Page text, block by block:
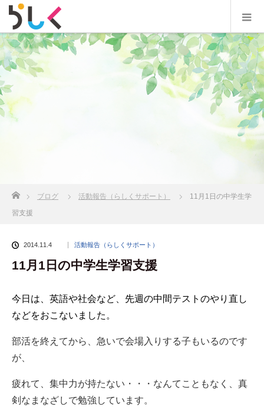
ブログ 活動報告（らしくサポート）
11月1日の中学生学
習支援
2014.11.4 活動報告（らしくサポート）
11月1日の中学生学習支援
今日は、英語や社会など、先週の中間テストのやり直し
などをおこないました。
部活を終えてから、急いで会場入りする子もいるのです
が、
疲れて、集中力が持たない・・・なんてこともなく、真
剣なまなざしで勉強しています。